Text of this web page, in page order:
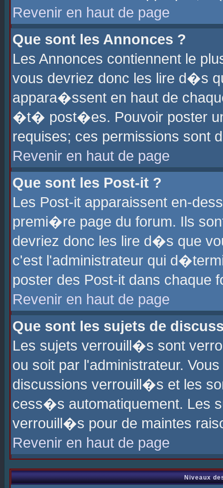
Revenir en haut de page
Que sont les Annonces ?
Les Annonces contiennent le
vous devriez donc les lire d�s
appara�ssent en haut de
�t� post�es. Pouvoir poster
requises; ces permissions sont
Revenir en haut de page
Que sont les Post-it ?
Les Post-it apparaissent en-
premi�re page du forum. Ils
devriez donc les lire d�s que
c'est l'administrateur qui
poster des Post-it dans chaque
Revenir en haut de page
Que sont les sujets de
Les sujets verrouill�s sont
ou soit par l'administrateur.
discussions verrouill�s et les
cess�s automatiquement. Les
verrouill�s pour de maintes
Revenir en haut de page
Niveaux